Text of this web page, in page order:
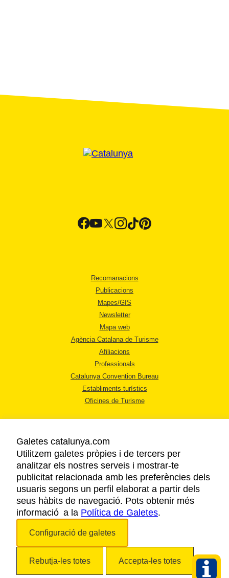
Recomanacions
Publicacions
Mapes/GIS
Newsletter
Mapa web
Agència Catalana de Turisme
Afiliacions
Professionals
Catalunya Convention Bureau
Establiments turístics
Oficines de Turisme
AVÍS LEGAL
POLÍTICA DE PRIVACITAT
COOKIES
ACCESSIBILITAT
Galetes catalunya.com
Utilitzem galetes pròpies i de tercers per
analitzar els nostres serveis i mostrar-te
publicitat relacionada amb les preferències dels
usuaris segons un perfil elaborat a partir dels
seus hàbits de navegació. Pots obtenir més
informació a la Política de Galetes.
Configuració de galetes
Rebutja-les totes Accepta-les totes